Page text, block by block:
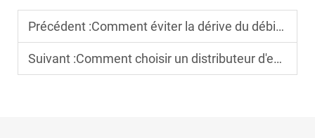
Précédent :Comment éviter la dérive du débitmètre dans votre distributeur de carburant vieillissant
Suivant :Comment choisir un distributeur d'essence pour des environnements climatiques extrêmes